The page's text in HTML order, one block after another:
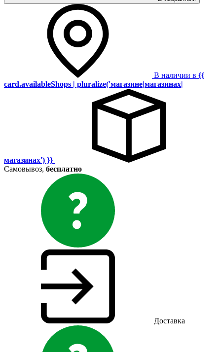
В наличии в {{
card.availableShops | pluralize('магазине|магазинах|
магазинах') }}
Самовывоз, бесплатно
Доставка